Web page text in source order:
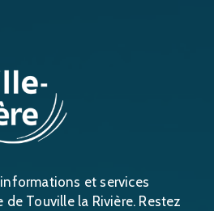
et services
Touville la Rivière. Restez